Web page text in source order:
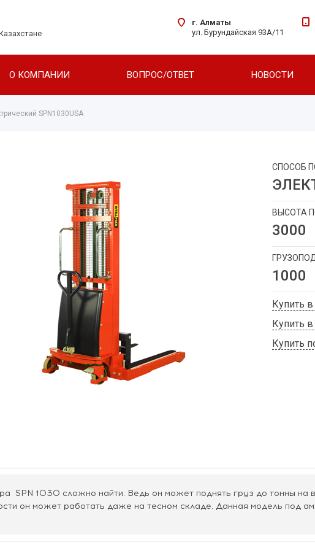
г. Алматы
ул. Бурундайская 93А/11
О КОМПАНИИ ВОПРОС/ОТВЕТ НОВОСТИ
SPN1030USA
СПОСОБ
ВЫСОТА
3000
1000
Купить
Купить в
Купить
SPN 1030 сложно найти. Ведь он может поднять груз до тонны на
он может работать даже на тесном складе. Данная модель под